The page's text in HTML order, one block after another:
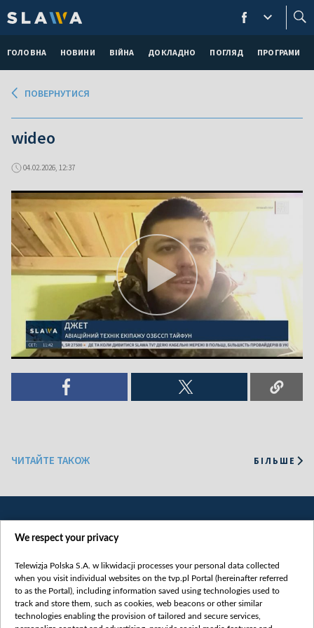
ГОЛОВНА НОВИНИ ВІЙНА ДОКЛАДНО ПОГЛЯД ПРОГРАМИ
ПОВЕРНУТИСЯ
wideo
04.02.2026, 12:37
ЧИТАЙТЕ ТАКОЖ БІЛЬШЕ
Категорії
We respect your privacy
Telewizja Polska S.A. w likwidacji processes your personal data collected
when you visit individual websites on the tvp.pl Portal (hereinafter referred
to as the Portal), including information saved using technologies used to
track and store them, such as cookies, web beacons or other similar
technologies enabling the provision of tailored and secure services,